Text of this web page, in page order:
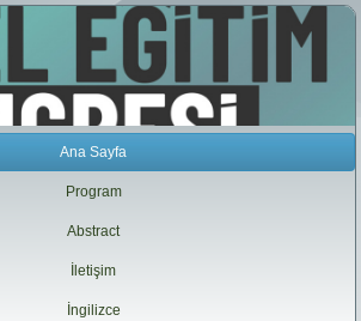
Ana Sayfa
Program
Abstract
İletişim
İngilizce